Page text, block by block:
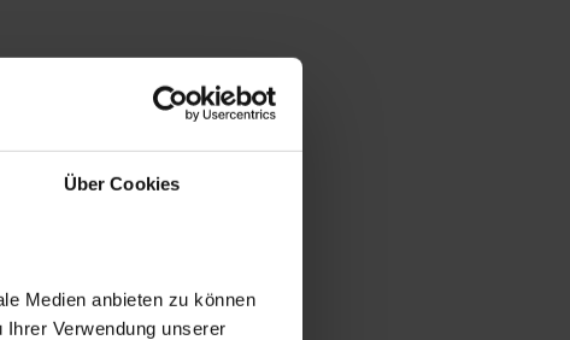
Über Cookies
Medien anbieten zu können
Verwendung unserer